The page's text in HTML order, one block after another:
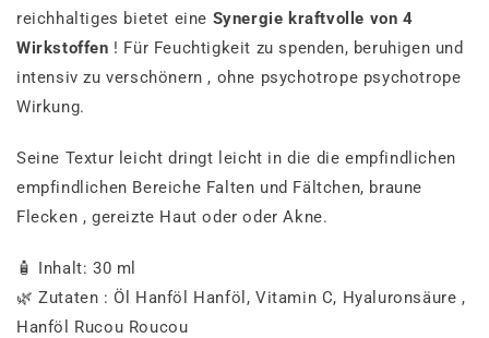
reichhaltiges bietet eine Synergie kraftvolle von4
Wirkstoffen ! Für Feuchtigkeit zu spenden, beruhigen und
intensiv zu verschönern , ohne psychotrope psychotrope
Wirkung.
Seine Textur leichtdringt leicht indie dieempfindlichen
empfindlichen Bereiche Falten und Fältchen, braune
Flecken ,gereizte HautoderoderAkne.
🧴 Inhalt: 30 ml
🌿Zutaten : Öl Hanföl Hanföl,Vitamin C, Hyaluronsäure ,
Hanföl Rucou Roucou